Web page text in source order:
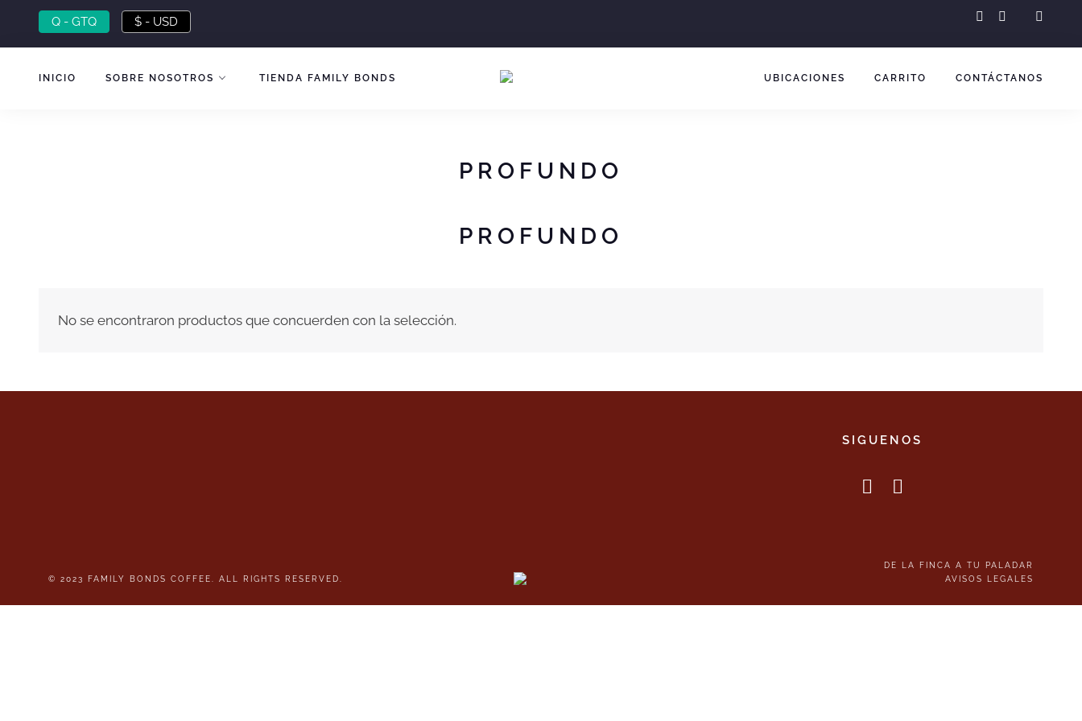
Q - GTQ $ - USD instagram
facebook-
INICIO SOBRE NOSOTROS TIENDA FAMILY BONDS UBICACIONES CARRITO CONTÁCTANOS
PROFUNDO
PROFUNDO
No se encontraron productos que concuerden con la selección.
SIGUENOS
© 2023 FAMILY BONDS COFFEE. ALL RIGHTS RESERVED.
DE LA FINCA A TU PALADAR
AVISOS LEGALES